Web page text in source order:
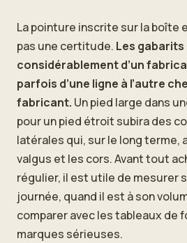
La pointure inscrite sur la boîte
pas une certitude. Les
considérablement d’un
parfois d’une ligne à l’autre
fabricant. Un pied large dans
pour un pied étroit subira des
latérales qui, sur le long terme,
valgus et les cors. Avant tout
régulier, il est utile de mesurer
journée, quand il est à son
comparer avec les tableaux de
marques sérieuses.